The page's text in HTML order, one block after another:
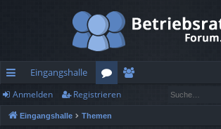
ch
ne
Eingangshalle
or
en
Anmelden Registrieren
Eingangshalle Themen